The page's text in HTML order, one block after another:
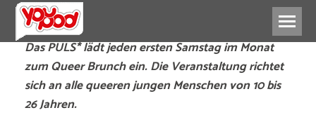
Das PULS* lädt jeden ersten Samstag im Monat
zum Queer Brunch ein. Die Veranstaltung richtet
sich an alle queeren jungen Menschen von 10 bis
26 Jahren.